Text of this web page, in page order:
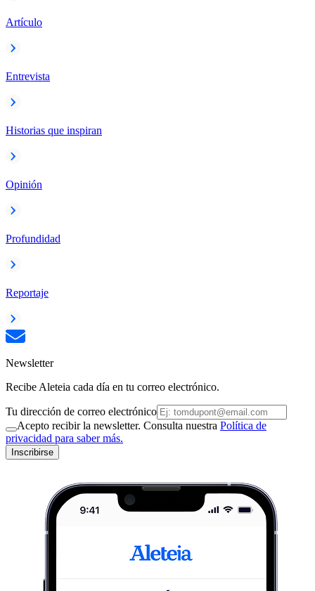
Artículo
Entrevista
Historias que inspiran
Opinión
Profundidad
Reportaje
Newsletter
Recibe Aleteia cada día en tu correo electrónico.
Tu dirección de correo electrónico
Acepto recibir la newsletter. Consulta nuestra Política de
privacidad para saber más.
Inscribirse